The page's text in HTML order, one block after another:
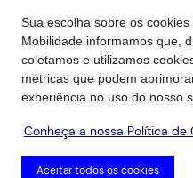
Sua escolha sobre os
Mobilidade informamos que,
coletamos e utilizamos
métricas que podem
experiência no uso do nosso
Conheça a nossa Política de
Aceitar todos os cookies
2026 - Todos os Direitos Reservados